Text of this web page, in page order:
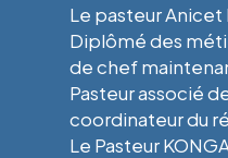
Le pasteur Anicet
Diplômé des
de chef
Pasteur associé
coordinateur du
Le Pasteur